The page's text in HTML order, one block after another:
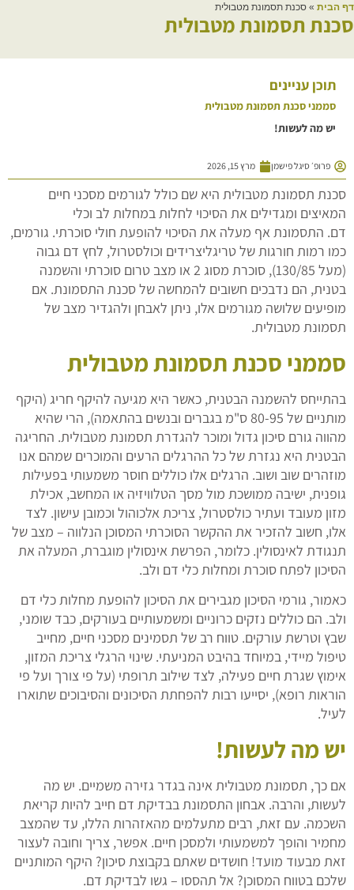
דף הבית » סכנת תסמונת מטבולית
סכנת תסמונת מטבולית
תוכן עניינים
סממני סכנת תסמונת מטבולית
יש מה לעשות!
פרופ׳ סיגל פישמן מרץ 15, 2026
סכנת תסמונת מטבולית היא שם כולל לגורמים מסכני חיים
המאיצים ומגדילים את הסיכוי לחלות במחלות לב וכלי
דם. התסמונת אף מעלה את הסיכוי להופעת חולי סוכרתי. גורמים,
כמו רמות חורגות של טריגליצרידים וכולסטרול, לחץ דם גבוה
(מעל 130/85), סוכרת מסוג 2 או מצב טרום סוכרתי והשמנה
בטנית, הם נדבכים חשובים להמחשה של סכנת התסמונת. אם
מופיעים שלושה מגורמים אלו, ניתן לאבחן ולהגדיר מצב של
תסמונת מטבולית.
סממני סכנת תסמונת מטבולית
בהתייחס להשמנה הבטנית, כאשר היא מגיעה להיקף חריג (היקף
מותניים של 80-95 ס"מ בגברים ובנשים בהתאמה), הרי שהיא
מהווה גורם סיכון גדול ומוכר להגדרת תסמונת מטבולית. החריגה
הבטנית היא נגזרת של כל ההרגלים הרעים והמוכרים שמהם אנו
מוזהרים שוב ושוב. הרגלים אלו כוללים חוסר משמעותי בפעילות
גופנית, ישיבה ממושכת מול מסך הטלוויזיה או המחשב, אכילת
מזון מעובד ועתיר כולסטרול, צריכת אלכוהול וכמובן עישון. לצד
אלו, חשוב להזכיר את ההקשר הסוכרתי המסוכן הנלווה – מצב של
תנגודת לאינסולין. כלומר, הפרשת אינסולין מוגברת, המעלה את
הסיכון לפתח סוכרת ומחלות כלי דם ולב.
כאמור, גורמי הסיכון מגבירים את הסיכון להופעת מחלות כלי דם
ולב. הם כוללים נזקים כרוניים ומשמעותיים בעורקים, כבד שומני,
שבץ וטרשת עורקים. טווח רב של תסמינים מסכני חיים, מחייב
טיפול מיידי, במיוחד בהיבט המניעתי. שינוי הרגלי צריכת המזון,
אימוץ שגרת חיים פעילה, לצד שילוב תרופתי (על פי צורך ועל פי
הוראות רופא), יסייעו רבות להפחתת הסיכונים והסיבוכים שתוארו
לעיל.
יש מה לעשות!
אם כך, תסמונת מטבולית אינה בגדר גזירה משמיים. יש מה
לעשות, והרבה. אבחון התסמונת בבדיקת דם חייב להיות קריאת
השכמה. עם זאת, רבים מתעלמים מהאזהרות הללו, עד שהמצב
מחמיר והופך למשמעותי ולמסכן חיים. אפשר, צריך וחובה לעצור
זאת מבעוד מועד! חושדים שאתם בקבוצת סיכון? היקף המותניים
שלכם בטווח המסוכן? אל תהססו – גשו לבדיקת דם.